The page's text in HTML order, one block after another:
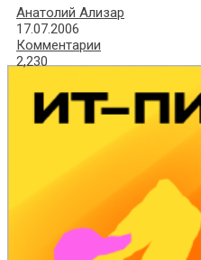
Анатолий Ализар
17.07.2006
Комментарии
2,230